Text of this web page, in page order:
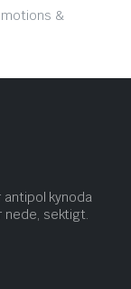
&
antipol kynoda
nede, sektigt.